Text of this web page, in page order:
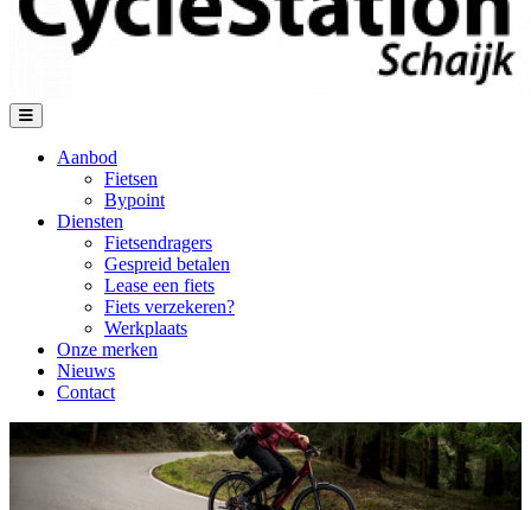
Aanbod
Fietsen
Bypoint
Diensten
Fietsendragers
Gespreid betalen
Lease een fiets
Fiets verzekeren?
Werkplaats
Onze merken
Nieuws
Contact